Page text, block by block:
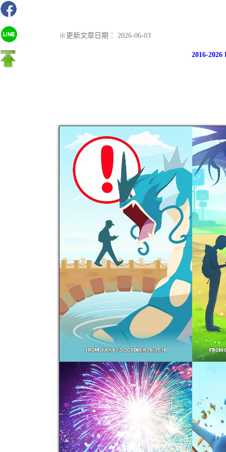
※更新文章日期： 2026-06-03
2016-